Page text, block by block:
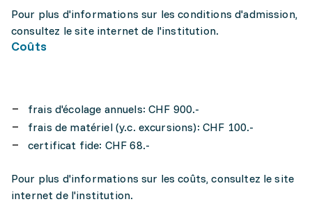
Pour plus d'informations sur les conditions d'admission,
consultez le site internet de l'institution.
Coûts
frais d'écolage annuels: CHF 900.-
frais de matériel (y.c. excursions): CHF 100.-
certificat fide: CHF 68.-
Pour plus d'informations sur les coûts, consultez le site
internet de l'institution.